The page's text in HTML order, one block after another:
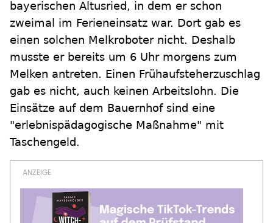
bayerischen Altusried, in dem er schon
zweimal im Ferieneinsatz war. Dort gab es
einen solchen Melkroboter nicht. Deshalb
musste er bereits um 6 Uhr morgens zum
Melken antreten. Einen Frühaufsteherzuschlag
gab es nicht, auch keinen Arbeitslohn. Die
Einsätze auf dem Bauernhof sind eine
"erlebnispädagogische Maßnahme" mit
Taschengeld.